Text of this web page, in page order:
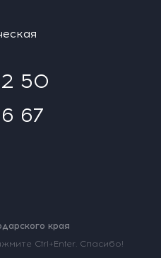
50
67
края
Ctrl+Enter. Спасибо!